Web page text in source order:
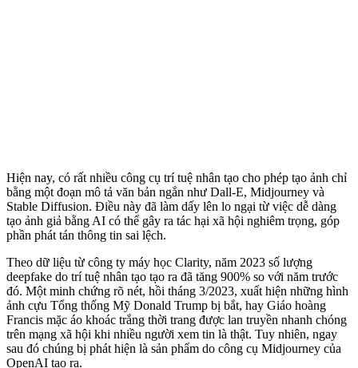
Hiện nay, có rất nhiều công cụ trí tuệ nhân tạo cho phép tạo ảnh chỉ
bằng một đoạn mô tả văn bản ngắn như Dall-E, Midjourney và
Stable Diffusion. Điều này đã làm dấy lên lo ngại từ việc dễ dàng
tạo ảnh giả bằng AI có thể gây ra tác hại xã hội nghiêm trọng, góp
phần phát tán thông tin sai lệch.
Theo dữ liệu từ công ty máy học Clarity, năm 2023 số lượng
deepfake do trí tuệ nhân tạo tạo ra đã tăng 900% so với năm trước
đó. Một minh chứng rõ nét, hồi tháng 3/2023, xuất hiện những hình
ảnh cựu Tổng thống Mỹ Donald Trump bị bắt, hay Giáo hoàng
Francis mặc áo khoác trắng thời trang được lan truyền nhanh chóng
trên mạng xã hội khi nhiều người xem tin là thật. Tuy nhiên, ngay
sau đó chúng bị phát hiện là sản phẩm do công cụ Midjourney của
OpenAI tạo ra.